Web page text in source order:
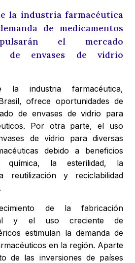
la industria farmacéutica
de medicamentos
el mercado
de envases de vidrio
la industria farmacéutica,
ofrece oportunidades de
de envases de vidrio para
Por otra parte, el uso
de vidrio para diversas
debido a beneficios
la esterilidad, la
reutilización y reciclabilidad
de la fabricación
y el uso creciente de
estimulan la demanda de
en la región. Aparte
de las inversiones de países